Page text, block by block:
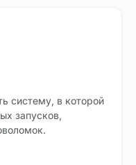
систему, в которой
запусков,